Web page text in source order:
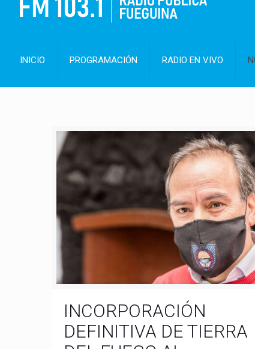
INICIO PROGRAMACIÓN RADIO EN VIVO
INCORPORACIÓN
DEFINITIVA DE TIERRA